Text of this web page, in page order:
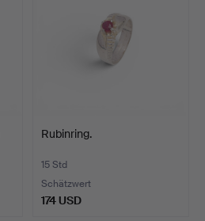
Rubinring.
15 Std
Schätzwert
174 USD